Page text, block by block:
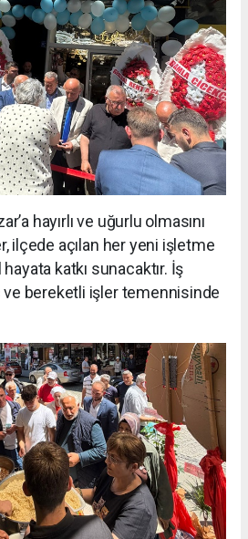
hayırlı ve uğurlu olmasını
ilçede açılan her yeni işletme
katkı sunacaktır. İş
bereketli işler temennisinde